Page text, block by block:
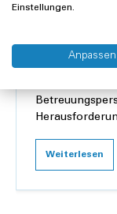
Hygiene-
Massnahmen
Weiterlesen
Einstellungen.
Anpassen